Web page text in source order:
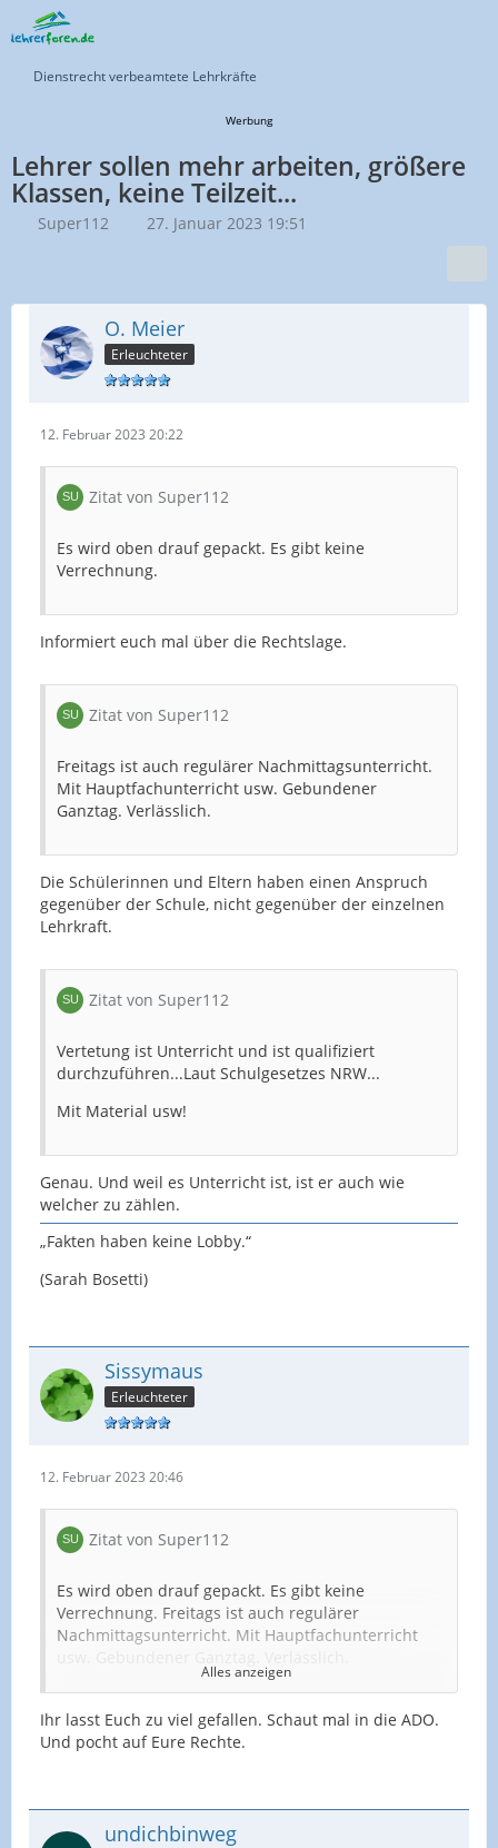
Dienstrecht verbeamtete Lehrkräfte
Werbung
Lehrer sollen mehr arbeiten, größere
Klassen, keine Teilzeit...
Super112 27. Januar 2023 19:51
O. Meier
Erleuchteter
12. Februar 2023 20:22
Zitat von Super112
Es wird oben drauf gepackt. Es gibt keine
Verrechnung.
Informiert euch mal über die Rechtslage.
Zitat von Super112
Freitags ist auch regulärer Nachmittagsunterricht.
Mit Hauptfachunterricht usw. Gebundener
Ganztag. Verlässlich.
Die Schülerinnen und Eltern haben einen Anspruch
gegenüber der Schule, nicht gegenüber der einzelnen
Lehrkraft.
Zitat von Super112
Vertetung ist Unterricht und ist qualifiziert
durchzuführen...Laut Schulgesetzes NRW...
Mit Material usw!
Genau. Und weil es Unterricht ist, ist er auch wie
welcher zu zählen.
„Fakten haben keine Lobby.“
(Sarah Bosetti)
Sissymaus
Erleuchteter
12. Februar 2023 20:46
Zitat von Super112
Es wird oben drauf gepackt. Es gibt keine
Verrechnung. Freitags ist auch regulärer
Nachmittagsunterricht. Mit Hauptfachunterricht
Mittwochnachmittag sind meine 8er bei der
Potentialanalyse. Ich könnte ja etwas
Klasse.
Alles anzeigen
Ihr lasst Euch zu viel gefallen. Schaut mal in die ADO.
Und pocht auf Eure Rechte.
undichbinweg